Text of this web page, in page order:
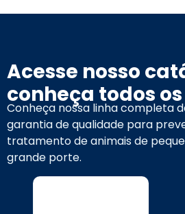
Acesse nosso
conheça todos
Conheça nossa linha completa
garantia de qualidade para
tratamento de animais de
grande porte.